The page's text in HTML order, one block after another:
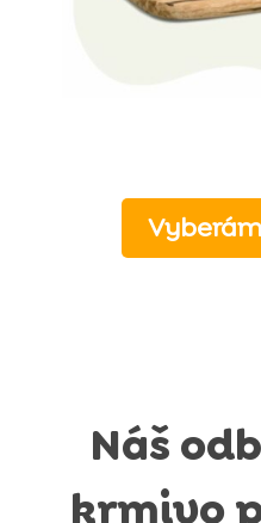
Náš
krmivo